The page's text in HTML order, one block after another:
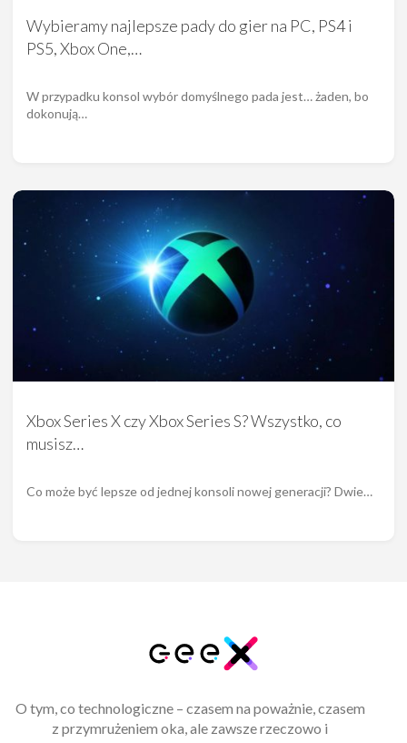
Wybieramy najlepsze pady do gier na PC, PS4 i
PS5, Xbox One,…
W przypadku konsol wybór domyślnego pada jest… żaden, bo
dokonują…
Xbox Series X czy Xbox Series S? Wszystko, co
musisz…
Co może być lepsze od jednej konsoli nowej generacji? Dwie…
O tym, co technologiczne – czasem na poważnie, czasem
z przymrużeniem oka, ale zawsze rzeczowo i